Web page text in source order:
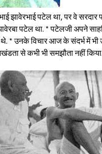
झावेरभाई पटेल था, पर वे
पटेल था. * पटेलजी अपने
* उनके विचार आज के संदर्भ में भी
से कभी भी समझौता नहीं